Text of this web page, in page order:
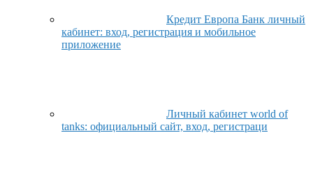
Кредит Европа Банк личный
кабинет: вход, регистрация и мобильное
приложение
Личный кабинет world of
tanks: официальный сайт, вход, регистраци